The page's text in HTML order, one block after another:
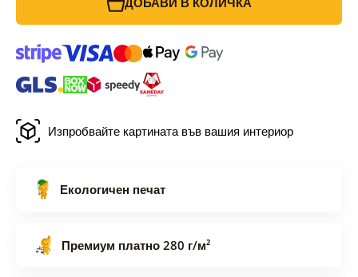
Изпробвайте картината във вашия интериор
Екологичен печат
Премиум платно 280 г/м²